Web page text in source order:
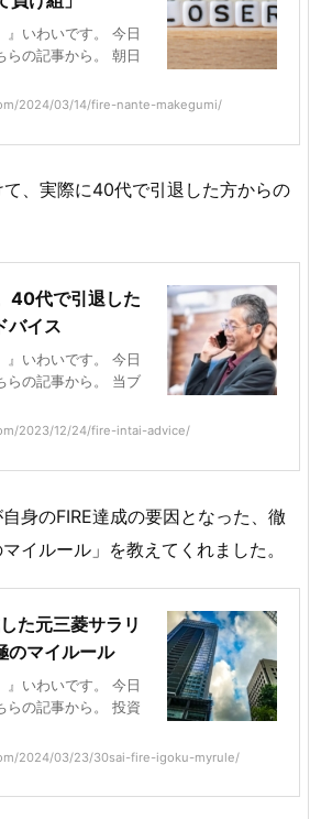
』いわいです。 今日
らの記事から。 朝日
2024/03/14/fire-nante-makegumi/
て、実際に40代で引退した方からの
40代で引退した
バイス
』いわいです。 今日
らの記事から。 当ブ
2023/12/24/fire-intai-advice/
身のFIRE達成の要因となった、徹
イルール」を教えてくれました。
た元三菱サラリ
のマイルール
』いわいです。 今日
らの記事から。 投資
2024/03/23/30sai-fire-igoku-myrule/